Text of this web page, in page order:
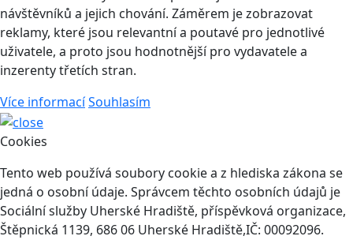
návštěvníků a jejich chování. Záměrem je zobrazovat
reklamy, které jsou relevantní a poutavé pro jednotlivé
uživatele, a proto jsou hodnotnější pro vydavatele a
inzerenty třetích stran.
Více informacíSouhlasím
Cookies
Tento web používá soubory cookie a z hlediska zákona se
jedná o osobní údaje. Správcem těchto osobních údajů je
Sociální služby Uherské Hradiště, příspěvková organizace,
Štěpnická 1139, 686 06 Uherské Hradiště,IČ: 00092096.